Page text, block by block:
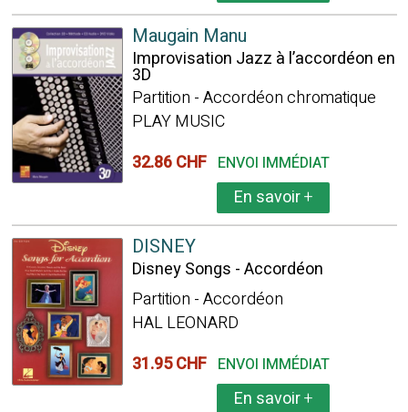
Maugain Manu
Improvisation Jazz à l’accordéon en
3D
Partition - Accordéon chromatique
PLAY MUSIC
32.86 CHF ENVOI IMMÉDIAT
En savoir+
DISNEY
Disney Songs - Accordéon
Partition - Accordéon
HAL LEONARD
31.95 CHF ENVOI IMMÉDIAT
En savoir+